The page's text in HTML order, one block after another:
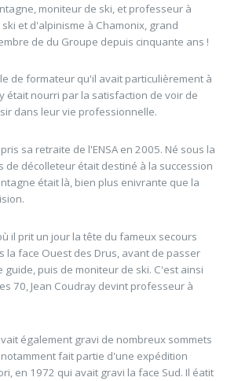
moniteur de ski, et professeur à
et d'alpinisme à Chamonix, grand
de du Groupe depuis cinquante ans !
de formateur qu'il avait particulièrement à
était nourri par la satisfaction de voir de
dans leur vie professionnelle.
sa retraite de l'ENSA en 2005. Né sous la
de décolleteur était destiné à la succession
était là, bien plus enivrante que la
il prit un jour la tête du fameux secours
la face Ouest des Drus, avant de passer
guide, puis de moniteur de ski. C'est ainsi
70, Jean Coudray devint professeur à
également gravi de nombreux sommets
fait partie d'une expédition
en 1972 qui avait gravi la face Sud. Il éatit